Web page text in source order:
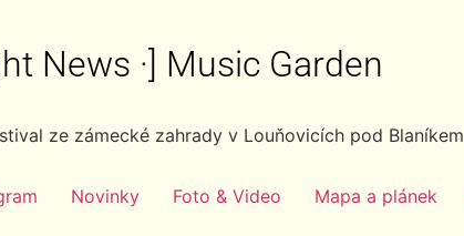
News ·] Music Garden
ze zámecké zahrady v Louňovicích pod Blaníkem
Novinky Foto & Video Mapa a plánek